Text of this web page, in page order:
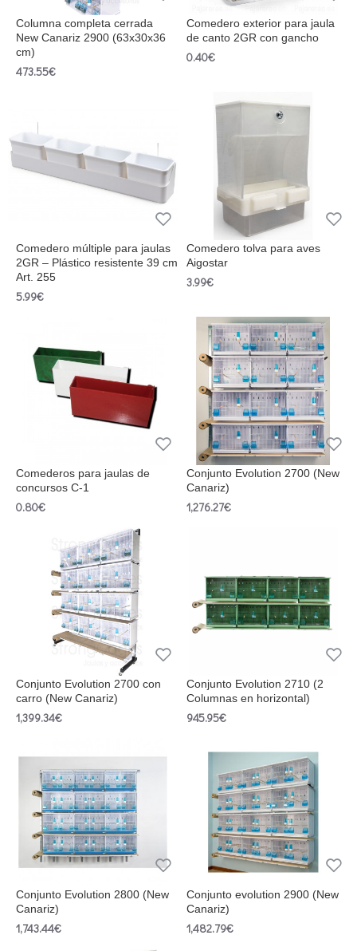
Columna completa cerrada
New Canariz 2900 (63x30x36
cm)
473.55€
Comedero exterior para jaula
de canto 2GR con gancho
0.40€
Comedero múltiple para jaulas
2GR – Plástico resistente 39 cm
Art. 255
5.99€
Comedero tolva para aves
Aigostar
3.99€
Comederos para jaulas de
concursos C-1
0.80€
Conjunto Evolution 2700 (New
Canariz)
1,276.27€
Conjunto Evolution 2700 con
carro (New Canariz)
1,399.34€
Conjunto Evolution 2710 (2
Columnas en horizontal)
945.95€
Conjunto Evolution 2800 (New
Canariz)
1,743.44€
Conjunto evolution 2900 (New
Canariz)
1,482.79€